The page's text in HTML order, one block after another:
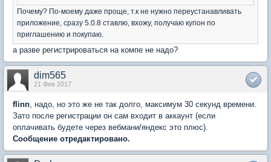
Почему? По-моему даже проще, т.к не нужно переустанавливать
приложение, сразу 5.0.8 ставлю, вхожу, получаю купон по
приглашению и покупаю.
а разве регистрироваться на компе не надо?
dim565
21 Фев 2017
flinn, надо, но это же не так долго, максимум 30 секунд времени.
Зато после регистрации он сам входит в аккаунт (если
оплачивать будете через вебмани/яндекс это плюс).
Сообщение отредактировано.